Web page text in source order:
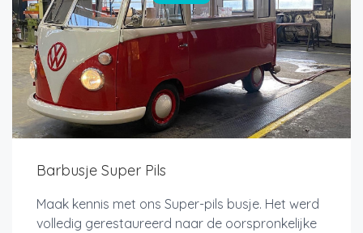
Barbusje Super Pils
Maak kennis met ons Super-pils busje. Het werd
volledig gerestaureerd naar de oorspronkelijke